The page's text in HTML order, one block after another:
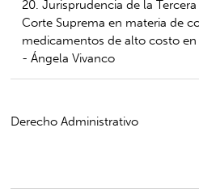
20. Jurisprudencia de la
Corte Suprema en materia de
medicamentos de alto costo
- Ángela Vivanco
Derecho Administrativo